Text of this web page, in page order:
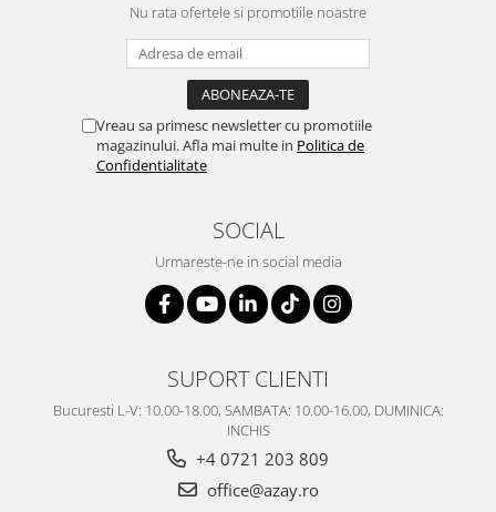
Nu rata ofertele si promotiile noastre
Vreau sa primesc newsletter cu promotiile
magazinului. Afla mai multe in Politica de
Confidentialitate
SOCIAL
Urmareste-ne in social media
SUPORT CLIENTI
Bucuresti L-V: 10.00-18.00, SAMBATA: 10.00-16.00, DUMINICA:
INCHIS
+4 0721 203 809
office@azay.ro